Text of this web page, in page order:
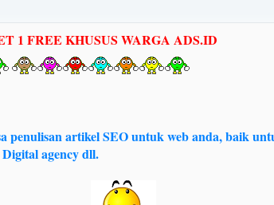
1 FREE KHUSUS WARGA ADS.ID
artikel SEO untuk web anda, baik
agency dll.